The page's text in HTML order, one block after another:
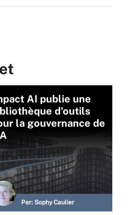
AI publie une
d'outils
la gouvernance de
Par: Sophy Caulier